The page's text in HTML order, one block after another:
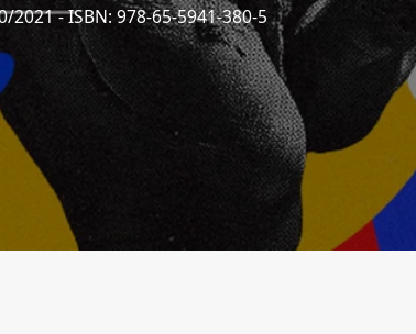
2021- ISBN: 978-65-5941-380-5